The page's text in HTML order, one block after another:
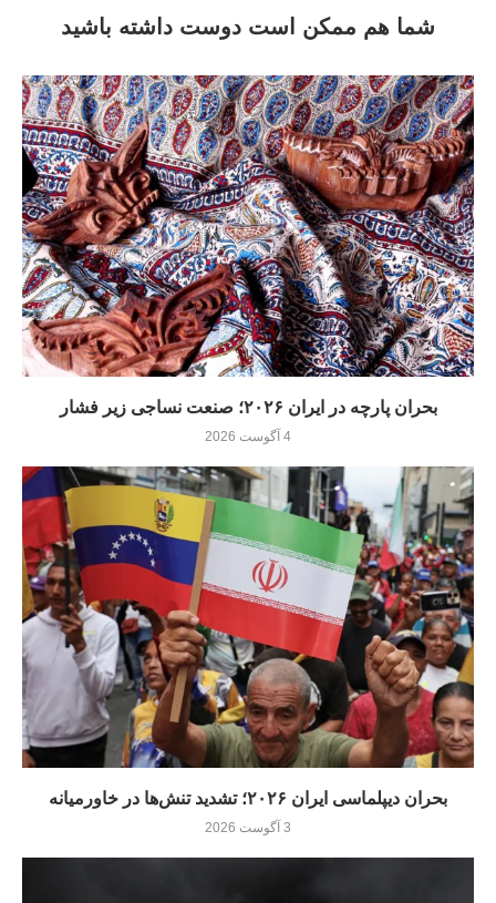
شما هم ممکن است دوست داشته باشید
بحران پارچه در ایران ۲۰۲۶؛ صنعت نساجی زیر فشار
4 آگوست 2026
بحران دیپلماسی ایران ۲۰۲۶؛ تشدید تنش‌ها در خاورمیانه
3 آگوست 2026